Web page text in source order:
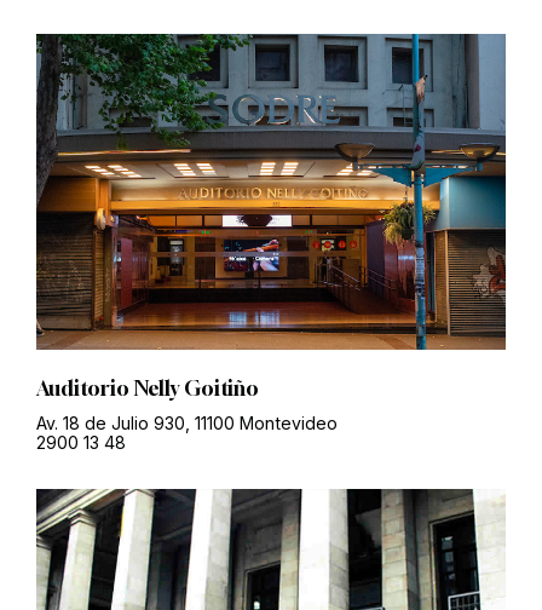
Auditorio Nelly Goitiño
Av. 18 de Julio 930, 11100 Montevideo
2900 13 48